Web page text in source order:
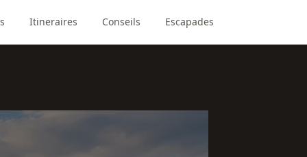
Itineraires Conseils Escapades